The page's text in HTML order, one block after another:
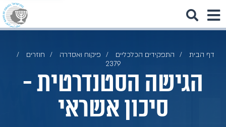
דף הבית התפקידים הכלכליים פיקוח ואסדרה
חוזרים
2379
הגישה הסטנדרטית -
סיכון אשראי